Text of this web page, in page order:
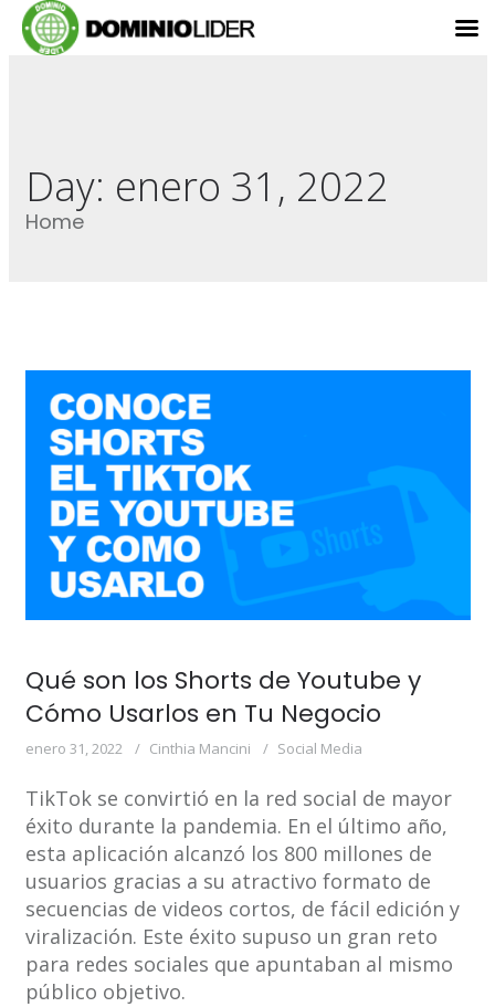
Day: enero 31, 2022
Home
Qué son los Shorts de Youtube y
Cómo Usarlos en Tu Negocio
enero 31, 2022 Cinthia Mancini Social Media
TikTok se convirtió en la red social de mayor
éxito durante la pandemia. En el último año,
esta aplicación alcanzó los 800 millones de
usuarios gracias a su atractivo formato de
secuencias de videos cortos, de fácil edición y
viralización. Este éxito supuso un gran reto
para redes sociales que apuntaban al mismo
público objetivo.